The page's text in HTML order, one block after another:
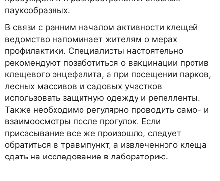
паукообразных.
В связи с ранним началом активности клещей
ведомство напоминает жителям о мерах
профилактики. Специалисты настоятельно
рекомендуют позаботиться о вакцинации против
клещевого энцефалита, а при посещении парков,
лесных массивов и садовых участков
использовать защитную одежду и репелленты.
Также необходимо регулярно проводить само- и
взаимоосмотры после прогулок. Если
присасывание все же произошло, следует
обратиться в травмпункт, а извлеченного клеща
сдать на исследование в лабораторию.